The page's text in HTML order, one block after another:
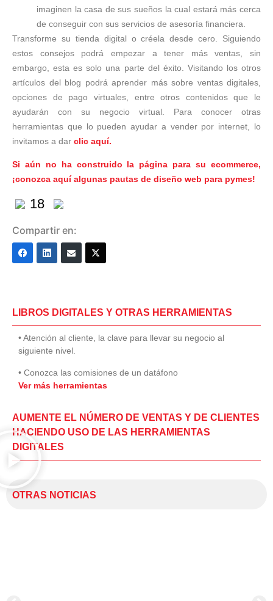
imaginen la casa de sus sueños la cual estará más cerca
de conseguir con sus servicios de asesoría financiera.
Transforme su tienda digital o créela desde cero. Siguiendo
estos consejos podrá empezar a tener más ventas, sin
embargo, esta es solo una parte del éxito. Visitando los otros
artículos del blog podrá aprender más sobre ventas digitales,
opciones de pago virtuales, entre otros contenidos que le
ayudarán con su negocio virtual. Para conocer otras
herramientas que lo pueden ayudar a vender por internet, lo
invitamos a dar clic aquí.
Si aún no ha construido la página para su ecommerce,
¡conozca aquí algunas pautas de diseño web para pymes!
18
Compartir en:
LIBROS DIGITALES Y OTRAS HERRAMIENTAS
• Atención al cliente, la clave para llevar su negocio al
siguiente nivel.
• Conozca las comisiones de un datáfono
Ver más herramientas
AUMENTE EL NÚMERO DE VENTAS Y DE CLIENTES
HACIENDO USO DE LAS HERRAMIENTAS
DIGITALES
OTRAS NOTICIAS